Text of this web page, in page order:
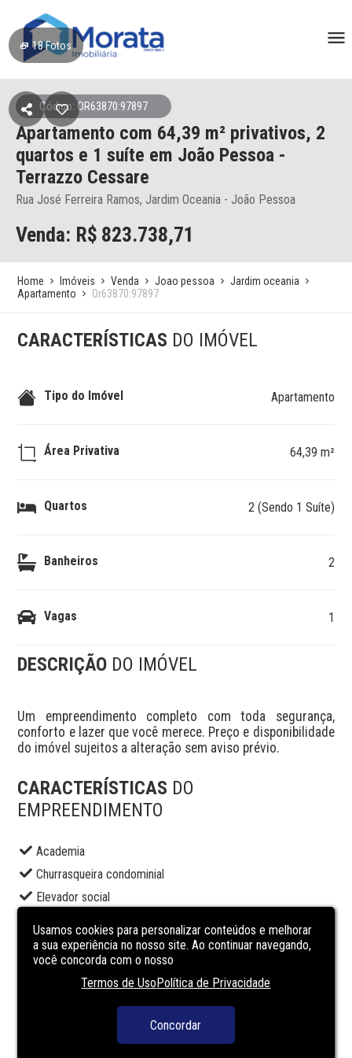
18Fotos
Código: OR63870:97897
Apartamento com 64,39 m² privativos, 2
quartos e 1 suíte em João Pessoa -
Terrazzo Cessare
Rua José Ferreira Ramos, Jardim Oceania - João Pessoa
Venda: R$ 823.738,71
Home Imóveis Venda Joao pessoa
Jardim oceania
Apartamento
Or63870:97897
CARACTERÍSTICAS DO IMÓVEL
Tipo do Imóvel Apartamento
Área Privativa 64,39 m²
Quartos 2 (Sendo 1 Suíte)
Banheiros 2
Vagas 1
DESCRIÇÃO DO IMÓVEL
Um empreendimento completo com toda segurança,
conforto e lazer que você merece. Preço e disponibilidade
do imóvel sujeitos a alteração sem aviso prévio.
CARACTERÍSTICAS DO
EMPREENDIMENTO
Academia
Churrasqueira condominial
Elevador social
Piscina adulto
Playground
Usamos cookies para personalizar conteúdos e melhorar
a sua experiência no nosso site. Ao continuar navegando,
você concorda com o nosso
Termos de UsoPolítica de Privacidade
Concordar